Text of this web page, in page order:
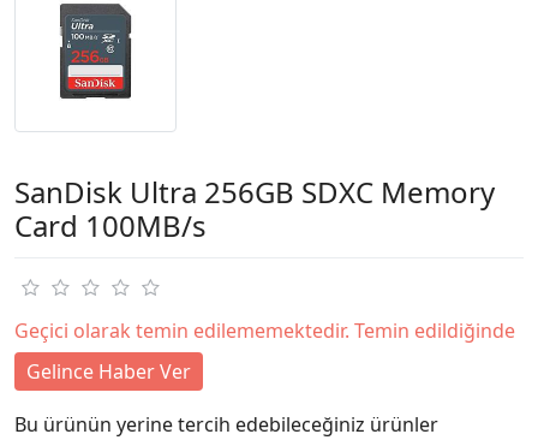
SanDisk Ultra 256GB SDXC Memory
Card 100MB/s
Geçici olarak temin edilememektedir. Temin edildiğinde
Gelince Haber Ver
Bu ürünün yerine tercih edebileceğiniz ürünler